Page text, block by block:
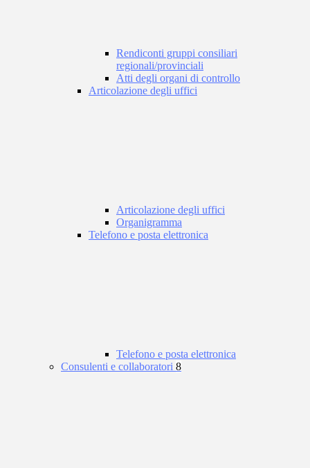
Rendiconti gruppi consiliari
regionali/provinciali
Atti degli organi di controllo
Articolazione degli uffici
Articolazione degli uffici
Organigramma
Telefono e posta elettronica
Telefono e posta elettronica
Consulenti e collaboratori 8